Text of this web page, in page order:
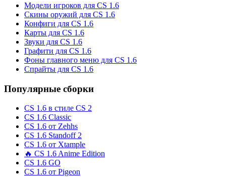
Модели игроков для CS 1.6
Скины оружий для CS 1.6
Конфиги для CS 1.6
Карты для CS 1.6
Звуки для CS 1.6
Графити для CS 1.6
Фоны главного меню для CS 1.6
Спрайты для CS 1.6
Популярные сборки
CS 1.6 в стиле CS 2
CS 1.6 Classic
CS 1.6 от Zehhs
CS 1.6 Standoff 2
CS 1.6 от Xtample
🔥 CS 1.6 Anime Edition
CS 1.6 GO
CS 1.6 от Pigeon